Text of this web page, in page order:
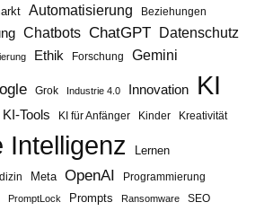
Automatisierung Beziehungen
Chatbots ChatGPT Datenschutz
Ethik Forschung Gemini
Grok Industrie 4.0 Innovation KI
KI-Tools KI für Anfänger Kinder Kreativität
Intelligenz
Lernen
Meta OpenAI Programmierung
PromptLock Prompts Ransomware SEO